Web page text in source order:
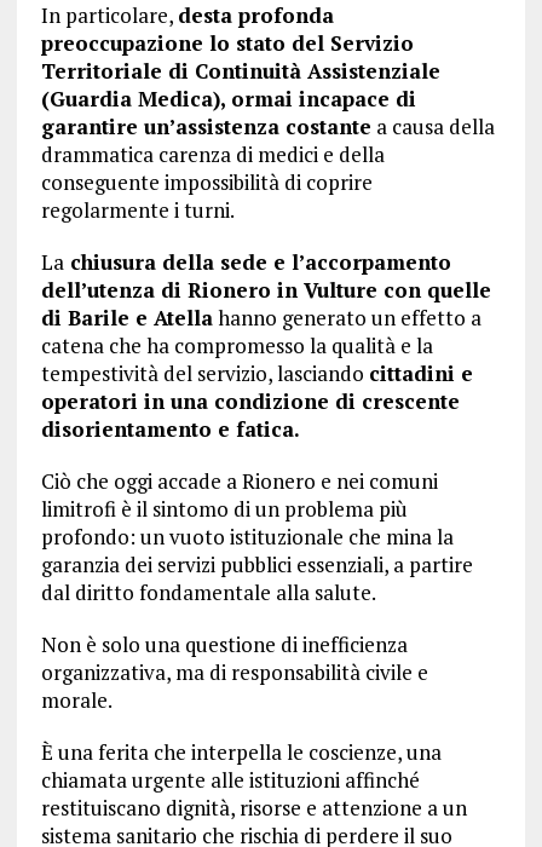
In particolare, desta profonda
preoccupazione lo stato del Servizio
Territoriale di Continuità Assistenziale
(Guardia Medica), ormai incapace di
garantire un’assistenza costante a causa della
drammatica carenza di medici e della
conseguente impossibilità di coprire
regolarmente i turni.
Lachiusura della sede e l’accorpamento
dell’utenza di Rionero in Vulture con quelle
di Barile e Atellahanno generato un effetto a
catena che ha compromesso la qualità e la
tempestività del servizio, lasciando cittadini e
operatori in una condizione di crescente
disorientamento e fatica.
Ciò che oggi accade a Rionero e nei comuni
limitrofi è il sintomo di un problema più
profondo: un vuoto istituzionale che mina la
garanzia dei servizi pubblici essenziali, a partire
dal diritto fondamentale alla salute.
Non è solo una questione di inefficienza
organizzativa, ma di responsabilità civile e
morale.
È una ferita che interpella le coscienze, una
chiamata urgente alle istituzioni affinché
restituiscano dignità, risorse e attenzione a un
sistema sanitario che rischia di perdere il suo